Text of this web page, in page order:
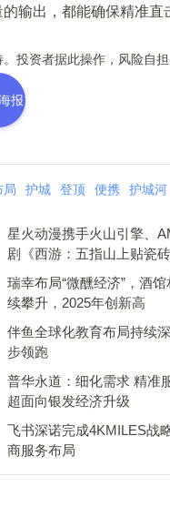
输出，都能确保精准直
资者据此操作，风险自担
报
局 护城 登顶 便携 护城河
星火动漫携手火山引擎、
剧《西游：五指山上贴瓷
瑞幸布局“微醺经济”，酒
续攀升，2025年创新高
伴鱼全球化教育布局持续
步领跑
普华永道：细化需求 精
超面向银发经济升级
飞书深诺完成4KMILES战
商服务布局